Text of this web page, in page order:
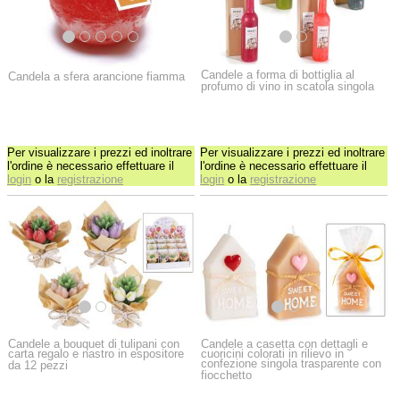
Candela a sfera arancione fiamma
Per visualizzare i prezzi ed inoltrare
l'ordine è necessario effettuare il
login o la registrazione
Candele a forma di bottiglia al
profumo di vino in scatola singola
Per visualizzare i prezzi ed inoltrare
l'ordine è necessario effettuare il
login o la registrazione
Candele a bouquet di tulipani con
carta regalo e nastro in espositore
da 12 pezzi
Candele a casetta con dettagli e
cuoricini colorati in rilievo in
confezione singola trasparente con
fiocchetto